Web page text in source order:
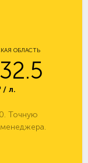
ОБЛАСТЬ
/ л.
Точную